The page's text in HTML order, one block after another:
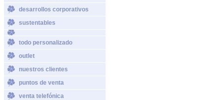
desarrollos corporativos
sustentables
todo personalizado
outlet
nuestros clientes
puntos de venta
venta telefónica